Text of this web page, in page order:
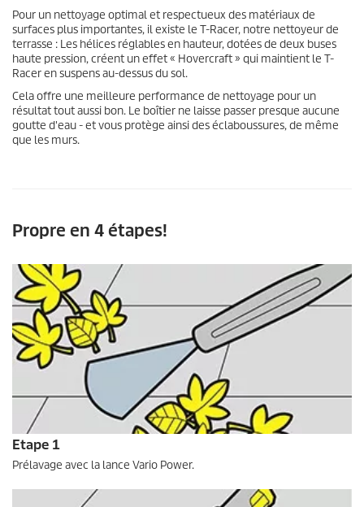
Pour un nettoyage optimal et respectueux des matériaux de
surfaces plus importantes, il existe le T-Racer, notre nettoyeur de
terrasse : Les hélices réglables en hauteur, dotées de deux buses
haute pression, créent un effet « Hovercraft » qui maintient le T-
Raceren suspens au-dessus du sol.
Cela offre une meilleure performance de nettoyage pour un
résultat tout aussi bon. Le boîtier ne laisse passer presque aucune
goutte d'eau - et vous protège ainsi des éclaboussures, de même
que les murs.
Propre en 4 étapes!
Etape 1
Prélavage avec la lance Vario Power.